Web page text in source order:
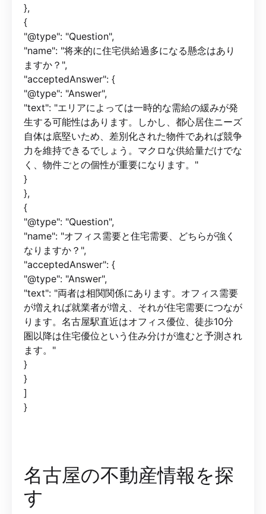
},
{
"@type": "Question",
"name": "将来的に住宅供給過多になる懸念はあり
ますか？",
"acceptedAnswer": {
"@type": "Answer",
"text": "エリアによっては一時的な需給の緩みが発
生する可能性はあります。しかし、都心居住ニーズ
自体は底堅いため、差別化された物件であれば競争
力を維持できるでしょう。マクロな供給量だけでな
く、物件ごとの個性が重要になります。"
}
},
{
"@type": "Question",
"name": "オフィス需要と住宅需要、どちらが強く
なりますか？",
"acceptedAnswer": {
"@type": "Answer",
"text": "両者は相関関係にあります。オフィス需要
が増えれば就業者が増え、それが住宅需要につなが
ります。名古屋駅直近はオフィス優位、徒歩10分
圏以降は住宅優位という住み分けが進むと予測され
ます。"
}
}
]
}
名古屋の不動産情報を探
す